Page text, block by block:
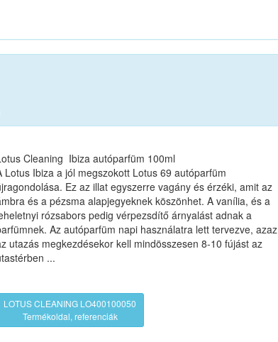
Cleaning Ibiza autóparfüm 100ml
Lotus Ibiza a jól megszokott Lotus 69 autóparfüm
Ez az illat egyszerre vagány és érzéki, amit az
és a pézsma alapjegyeknek köszönhet. A vanília, és a
rózsabors pedig vérpezsdítő árnyalást adnak a
Az autóparfüm napi használatra lett tervezve, azaz
utazás megkezdésekor kell mindösszesen 8-10 fújást az
...
LOTUS CLEANING LO400100050
Termékoldal, referenciák